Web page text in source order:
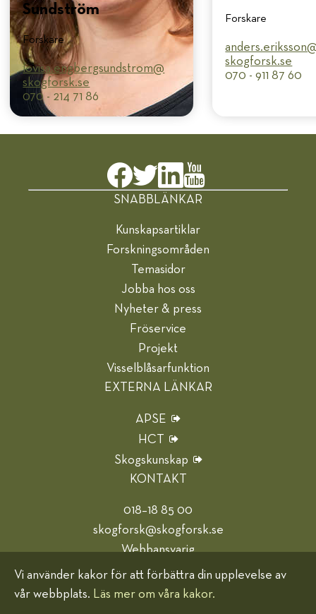
Sundström
Forskare
lovisa.engbergsundstrom@​
skogforsk.se
070 - 214 71 86
Forskare
skogforsk.se
070 - 911 87 60
SNABBLÄNKAR
Kunskapsartiklar
Forskningsområden
Temasidor
Jobba hos oss
Nyheter & press
Fröservice
Projekt
Visselblåsarfunktion
EXTERNA LÄNKAR
APSE
HCT
Skogskunskap
KONTAKT
018–18 85 00
skogforsk@skogforsk.se
Webbansvarig
Hjälp oss bli bättre
Vi använder kakor för att förbättra din upplevelse av
vår webbplats. Läs mer om våra kakor.